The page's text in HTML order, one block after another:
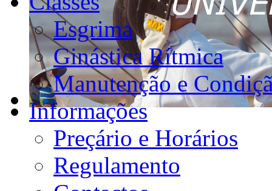
Esgrima
Ginástica Rítmica
Manutenção e
Informações
Preçário e Horários
Regulamento